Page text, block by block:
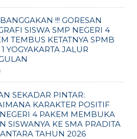
!!! GORESAN
SISWA SMP NEGERI 4
TEMBUS KETATNYA SPMB
YOGYAKARTA JALUR
SEKADAR PINTAR:
KARAKTER POSITIF
4 PAKEM MEMBUKA
SISWANYA KE SMA PRADITA
TAHUN 2026